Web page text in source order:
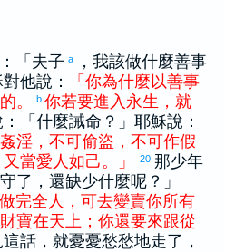
「夫子 a
，我該做什麼善事
他說： 「 你為什麼以善事
的。 b 你若要進入 永生 ， 就
「什麼誡命？」耶穌說：
姦淫 ， 不可偷盜 ， 不可作假
又當愛人如己。 」 20 那少年
了，還缺少什麼呢？」
做完全 人 ， 可去變賣你所有
財寶在天上 ； 你還要來跟從
話，就憂憂愁愁地走了，